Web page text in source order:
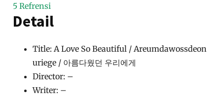
5 Refrensi
Detail
Title: A Love So Beautiful / Areumdawossdeon
uriege / 아름다웠던 우리에게
Director: –
Writer: –